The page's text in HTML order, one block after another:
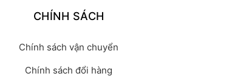
CHÍNH SÁCH
Chính sách vận chuyển
Chính sách đổi hàng